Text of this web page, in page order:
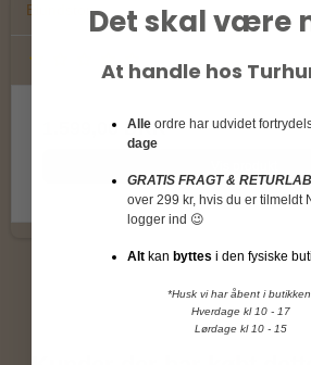
Blundstone
1.599,00 DKK
Det skal være
At handle hos
Alle ordre har udvidet
dage
GRATIS FRAGT &
over 299 kr, hvis du er tilmeldt
logger ind 😉
Alt kan byttes i den fysiske
*Husk vi har åbent i butikken
Hverdage kl 10 - 17
Lørdage kl 10 - 15